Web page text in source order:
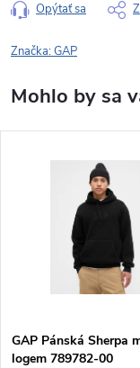
Opýtať sa
Značka:GAP
GAP Pánská Sherpa
logem 789782-00